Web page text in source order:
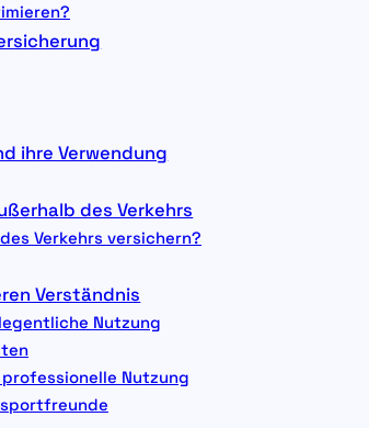
ihre Verwendung
des Verkehrs
Verkehrs versichern?
Verständnis
Nutzung
professionelle Nutzung